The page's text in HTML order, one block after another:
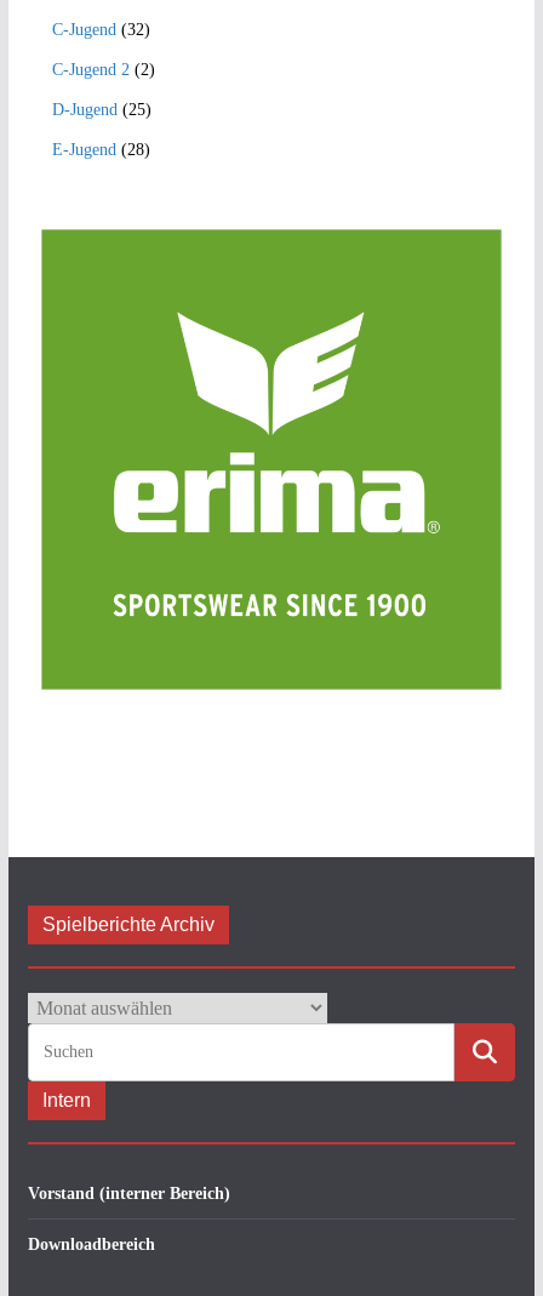
C-Jugend (32)
C-Jugend 2 (2)
D-Jugend (25)
E-Jugend (28)
Spielberichte Archiv
Spielberichte
Archiv
Intern
Vorstand (interner Bereich)
Downloadbereich